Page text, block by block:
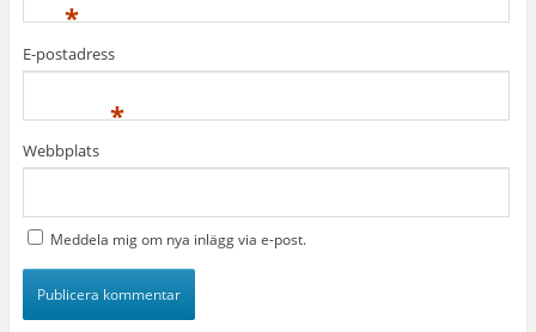
*
E-postadress
*
Webbplats
Meddela mig om nya inlägg via e-post.